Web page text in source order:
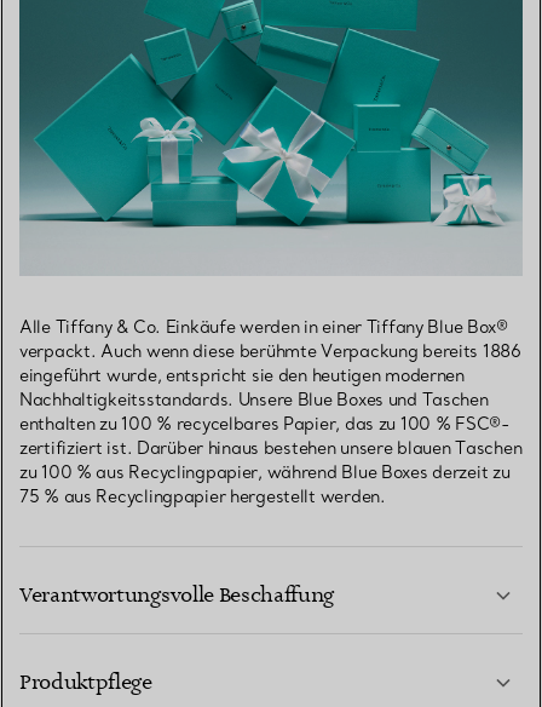
Alle Tiffany & Co. Einkäufe werden in einer Tiffany Blue Box®
verpackt. Auch wenn diese berühmte Verpackung bereits 1886
eingeführt wurde, entspricht sie den heutigen modernen
Nachhaltigkeitsstandards. Unsere Blue Boxes und Taschen
enthalten zu 100 % recycelbares Papier, das zu 100 % FSC®-
zertifiziert ist. Darüber hinaus bestehen unsere blauen Taschen
zu 100 % aus Recyclingpapier, während Blue Boxes derzeit zu
75 % aus Recyclingpapier hergestellt werden.
Verantwortungsvolle Beschaffung
Produktpflege